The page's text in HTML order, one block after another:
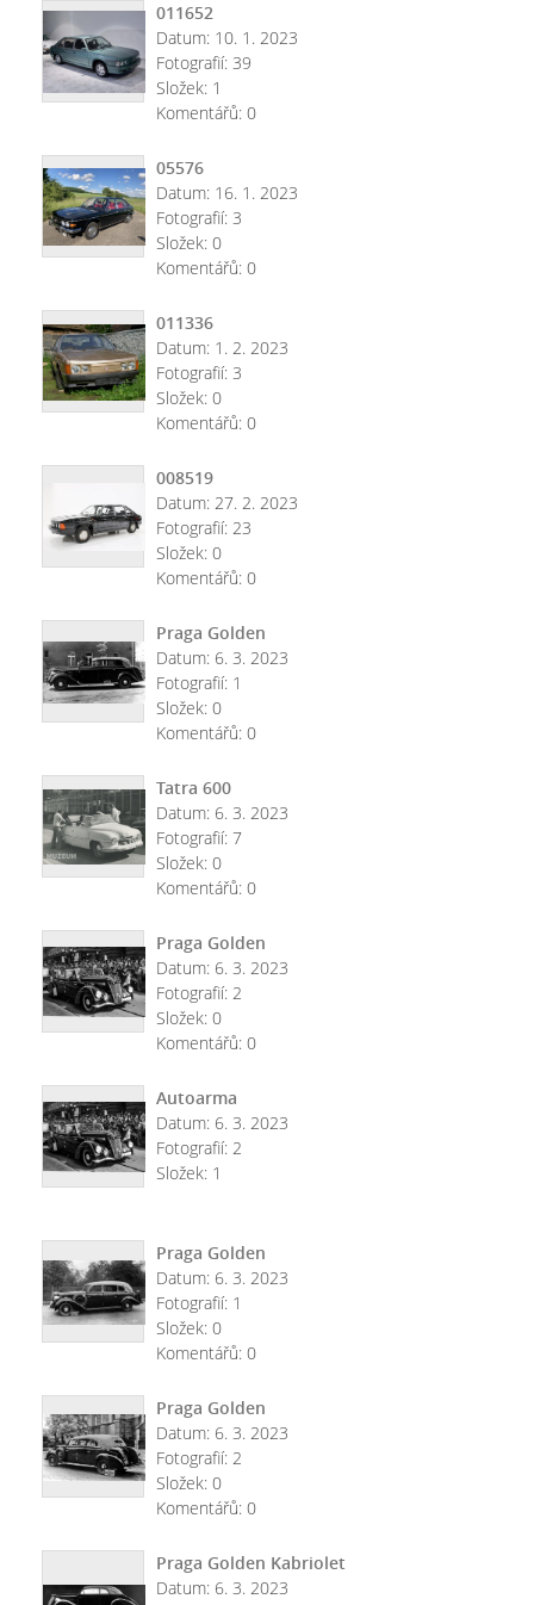
011652
Datum: 10. 1. 2023
Fotografií: 39
Složek: 1
Komentářů: 0
05576
Datum: 16. 1. 2023
Fotografií: 3
Složek: 0
Komentářů: 0
011336
Datum: 1. 2. 2023
Fotografií: 3
Složek: 0
Komentářů: 0
008519
Datum: 27. 2. 2023
Fotografií: 23
Složek: 0
Komentářů: 0
Praga Golden
Datum: 6. 3. 2023
Fotografií: 1
Složek: 0
Komentářů: 0
Tatra 600
Datum: 6. 3. 2023
Fotografií: 7
Složek: 0
Komentářů: 0
Praga Golden
Datum: 6. 3. 2023
Fotografií: 2
Složek: 0
Komentářů: 0
Autoarma
Datum: 6. 3. 2023
Fotografií: 2
Složek: 1
Praga Golden
Datum: 6. 3. 2023
Fotografií: 1
Složek: 0
Komentářů: 0
Praga Golden
Datum: 6. 3. 2023
Fotografií: 2
Složek: 0
Komentářů: 0
Praga Golden Kabriolet
Datum: 6. 3. 2023